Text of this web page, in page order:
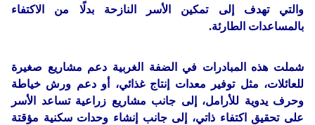
والتي تهدف إلى تمكين الأسر النازحة بدلًا من الاكتفاء
بالمساعدات الطارئة.
شملت هذه المبادرات في الضفة الغربية دعم مشاريع صغيرة
للعائلات، مثل توفير معدات إنتاج غذائي، أو دعم ورش خياطة
وحرف يدوية للأرامل، إلى جانب مشاريع زراعية تساعد الأسر
على تحقيق اكتفاء ذاتي، إلى جانب إنشاء وحدات سكنية مؤقتة